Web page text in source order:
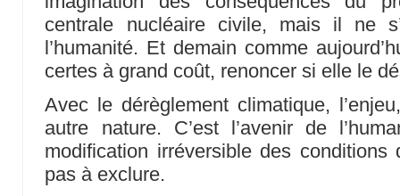
centrale nucléaire civile, mais il ne
l’humanité. Et demain comme
certes à grand coût, renoncer si elle le
Avec le dérèglement climatique,
autre nature. C’est l’avenir de
modification irréversible des conditions
pas à exclure.